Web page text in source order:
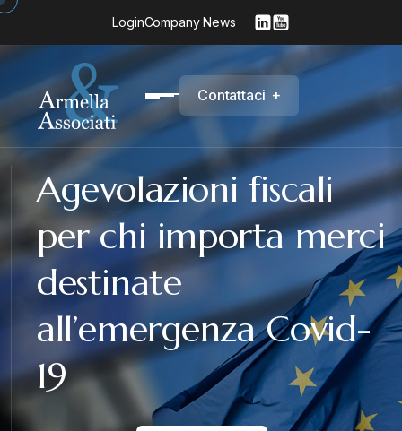
LoginCompany News
Contattaci +
Agevolazioni fiscali
per chi importa merci
destinate
all’emergenza Covid-
19